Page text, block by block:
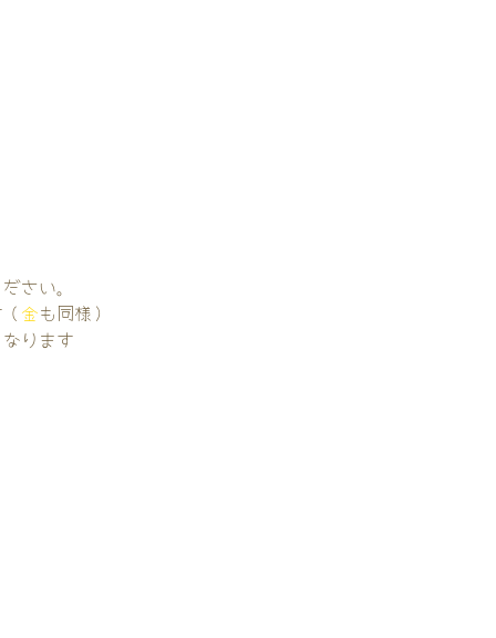
さい。
金も同様）
ります